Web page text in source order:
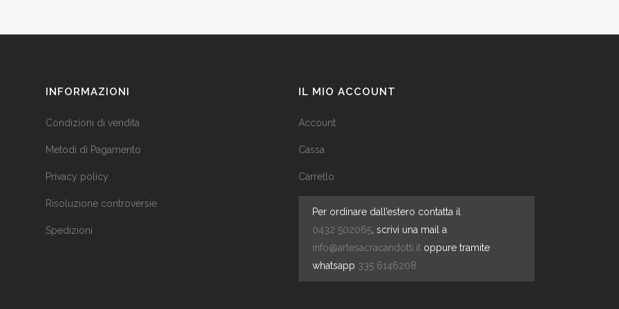
INFORMAZIONI
Condizioni di vendita
Metodi di Pagamento
Privacy policy
Risoluzione controversie
Spedizioni
IL MIO ACCOUNT
Account
Cassa
Carrello
Per ordinare dall’estero contatta il
0432 502065 , scrivi una mail a
info@artesacracandotti.it oppure tramite
whatsapp 335 6146208